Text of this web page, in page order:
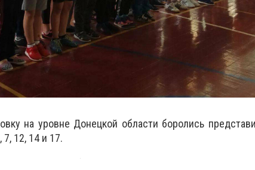
на уровне Донецкой области боролись
12, 14 и 17.